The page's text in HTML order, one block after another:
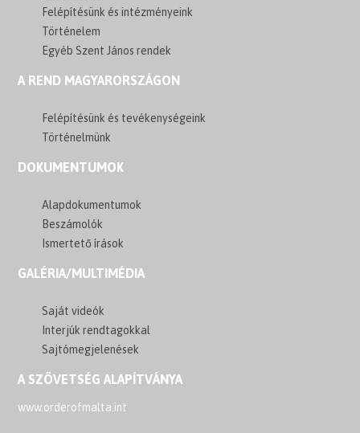
Felépítésünk és intézményeink
Történelem
Egyéb Szent János rendek
A REND MAGYARORSZÁGON
Felépítésünk és tevékenységeink
Történelmünk
DOKUMENTUMOK
Alapdokumentumok
Beszámolók
Ismertető írások
GALÉRIA/MULTIMÉDIA
Saját videók
Interjúk rendtagokkal
Sajtómegjelenések
A SZÖVETSÉG ALAPÍTVÁNYA
www.orderofmalta.int